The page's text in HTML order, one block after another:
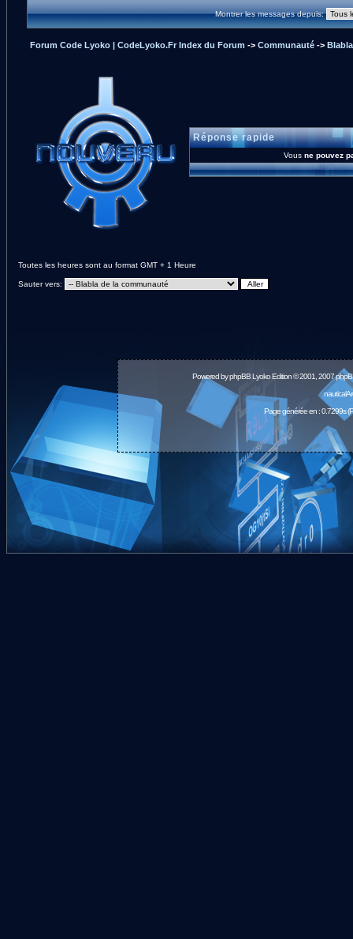
Montrer les messages depuis:
Forum Code Lyoko | CodeLyoko.Fr Index du Forum -> Communauté->
Réponse rapide
Vous ne pouvez
Toutes les heures sont au format GMT + 1 Heure
Sauter vers:
Powered byphpBBLyoko Edition © 2001, 2007
Page générée en : 0.7299s